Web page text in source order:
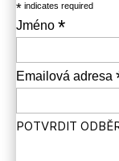
* indicates required
Jméno *
Emailová adresa